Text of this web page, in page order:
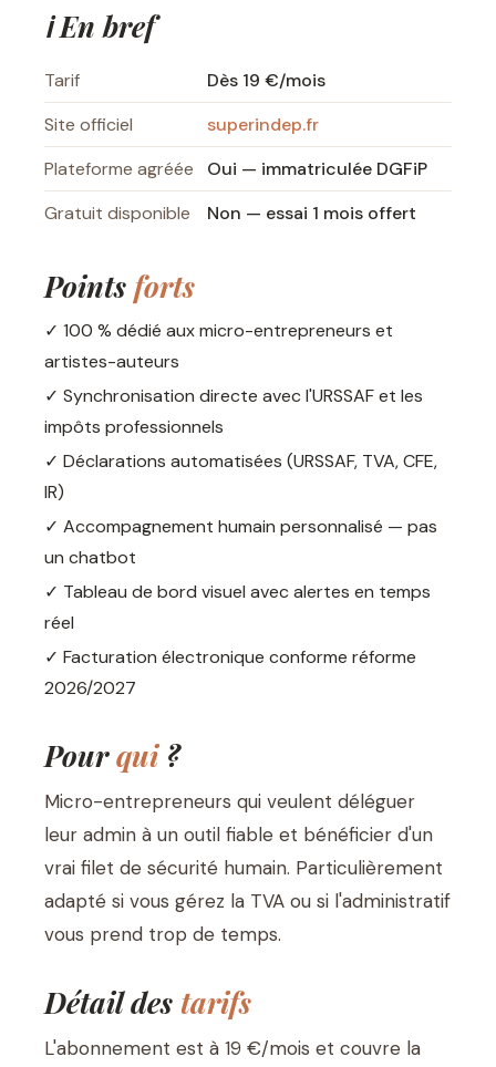
ℹ️ En bref
Tarif
Dès 19 €/mois
Site officiel
superindep.fr
Plateforme agréée
Oui — immatriculée DGFiP
Gratuit disponible
Non — essai 1 mois offert
Points forts
✓ 100 % dédié aux micro-entrepreneurs et
artistes-auteurs
✓ Synchronisation directe avec l'URSSAF et les
impôts professionnels
✓ Déclarations automatisées (URSSAF, TVA, CFE,
IR)
✓ Accompagnement humain personnalisé — pas
un chatbot
✓ Tableau de bord visuel avec alertes en temps
réel
✓ Facturation électronique conforme réforme
2026/2027
Pourqui?
Micro-entrepreneurs qui veulent déléguer
leur admin à un outil fiable et bénéficier d'un
vrai filet de sécurité humain. Particulièrement
adapté si vous gérez la TVA ou si l'administratif
vous prend trop de temps.
Détail des tarifs
L'abonnement est à 19 €/mois et couvre la